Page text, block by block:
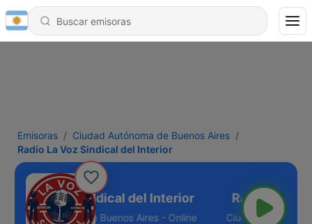
Emisoras
Ciudad Autónoma de Buenos Aires
Radio La Voz Sindical del Interior
La Voz Sindical del Interior
Autónoma de Buenos Aires - Online